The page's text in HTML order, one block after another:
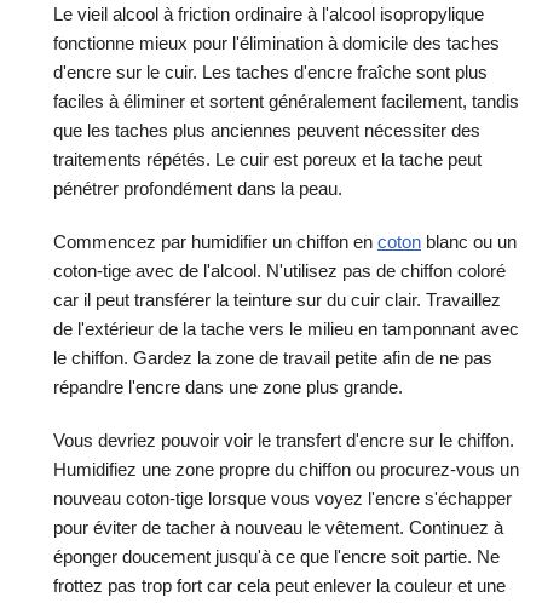
Le vieil alcool à friction ordinaire à l'alcool isopropylique
fonctionne mieux pour l'élimination à domicile des taches
d'encre sur le cuir. Les taches d'encre fraîche sont plus
faciles à éliminer et sortent généralement facilement, tandis
que les taches plus anciennes peuvent nécessiter des
traitements répétés. Le cuir est poreux et la tache peut
pénétrer profondément dans la peau.
Commencez par humidifier un chiffon en coton blanc ou un
coton-tige avec de l'alcool. N'utilisez pas de chiffon coloré
car il peut transférer la teinture sur du cuir clair. Travaillez
de l'extérieur de la tache vers le milieu en tamponnant avec
le chiffon. Gardez la zone de travail petite afin de ne pas
répandre l'encre dans une zone plus grande.
Vous devriez pouvoir voir le transfert d'encre sur le chiffon.
Humidifiez une zone propre du chiffon ou procurez-vous un
nouveau coton-tige lorsque vous voyez l'encre s'échapper
pour éviter de tacher à nouveau le vêtement. Continuez à
éponger doucement jusqu'à ce que l'encre soit partie. Ne
frottez pas trop fort car cela peut enlever la couleur et une